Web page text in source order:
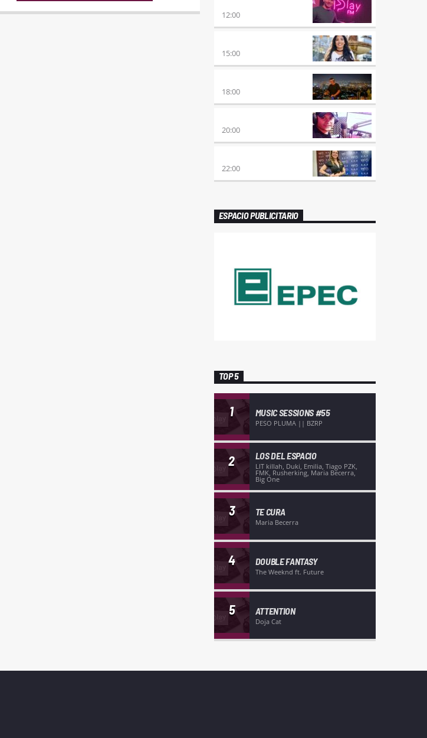
12:00
15:00
18:00
20:00
22:00
ESPACIO PUBLICITARIO
TOP 5
1 MUSIC SESSIONS #55
PESO PLUMA || BZRP
2 LOS DEL ESPACIO
LIT killah, Duki, Emilia, Tiago PZK,
FMK, Rusherking, Maria Becerra,
Big One
3 TE CURA
Maria Becerra
4 DOUBLE FANTASY
The Weeknd ft. Future
5 ATTENTION
Doja Cat